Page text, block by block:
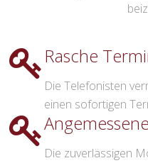
Rasche
Die Telefonisten
einen sofortigen
Die zuverlässigen